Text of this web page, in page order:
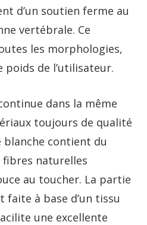
d’un soutien ferme au
vertébrale. Ce
les morphologies,
poids de l’utilisateur.
dans la même
toujours de qualité
blanche contient du
fibres naturelles
au toucher. La partie
faite à base d’un tissu
une excellente